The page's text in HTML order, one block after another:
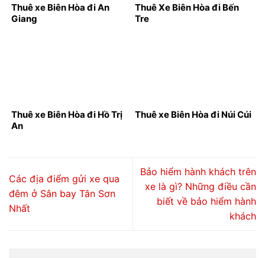
Thuê xe Biên Hòa đi An
Giang
Thuê Xe Biên Hòa đi Bến
Tre
Thuê xe Biên Hòa đi Hồ Trị
An
Thuê xe Biên Hòa đi Núi Cúi
Các địa điểm gửi xe qua
đêm ở Sân bay Tân Sơn
Nhất
Bảo hiểm hành khách trên
xe là gì? Những điều cần
biết về bảo hiểm hành
khách